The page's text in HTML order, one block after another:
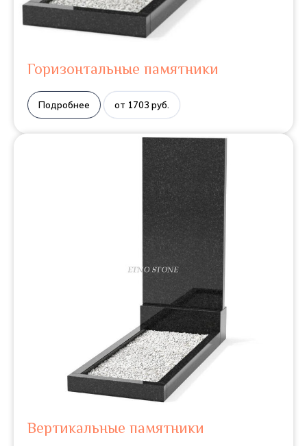
Горизонтальные памятники
Подробнее от 1703 руб.
Вертикальные памятники